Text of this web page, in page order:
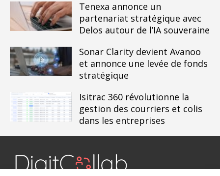
Tenexa annonce un
partenariat stratégique avec
Delos autour de l’IA souveraine
Sonar Clarity devient Avanoo
et annonce une levée de fonds
stratégique
Isitrac 360 révolutionne la
gestion des courriers et colis
dans les entreprises